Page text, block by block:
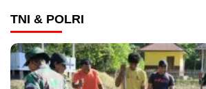
TNI & POLRI